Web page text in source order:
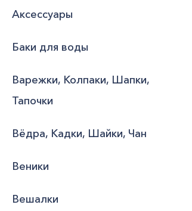
Аксессуары
Баки для воды
Варежки, Колпаки, Шапки,
Тапочки
Вёдра, Кадки, Шайки, Чан
Веники
Вешалки